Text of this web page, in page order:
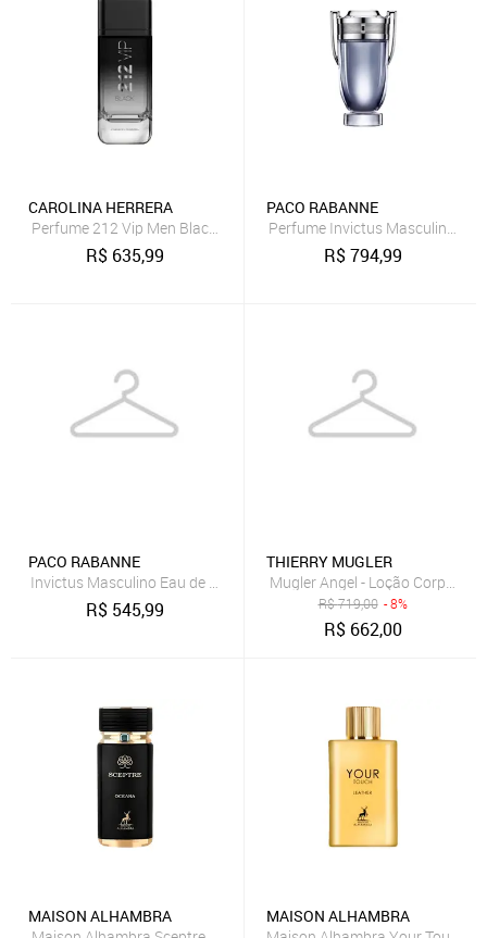
CAROLINA HERRERA
Perfume 212 Vip Men Black Carolina Herrera Perfume Masculino
R$ 635,99
PACO RABANNE
Perfume Invictus Masculino
R$794,99
PACO RABANNE
Invictus Masculino Eau de Toilette 100ml
R$ 545,99
THIERRY MUGLER
Mugler Angel - Loção Corporal
R$719,00 - 8%
R$ 662,00
MAISON ALHAMBRA
MAISON ALHAMBRA